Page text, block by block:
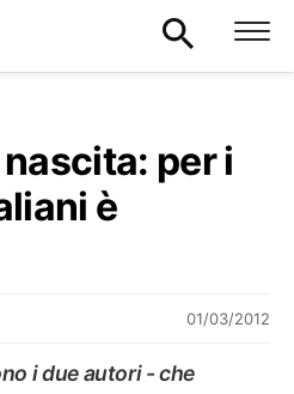
per i
è
01/03/2012
i due autori - che